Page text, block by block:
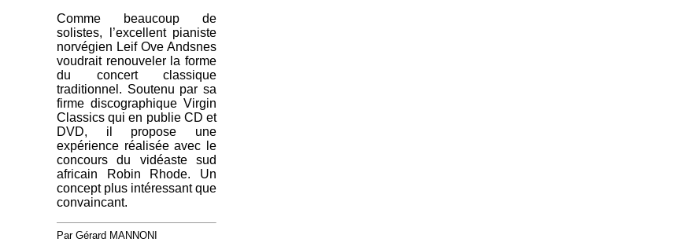
Comme beaucoup de
solistes, l’excellent pianiste
norvégien Leif Ove Andsnes
voudrait renouveler la forme
du concert classique
traditionnel. Soutenu par sa
firme discographique Virgin
Classics qui en publie CD et
DVD, il propose une
expérience réalisée avec le
concours du vidéaste sud
africain Robin Rhode. Un
concept plus intéressant que
convaincant.
Par Gérard MANNONI